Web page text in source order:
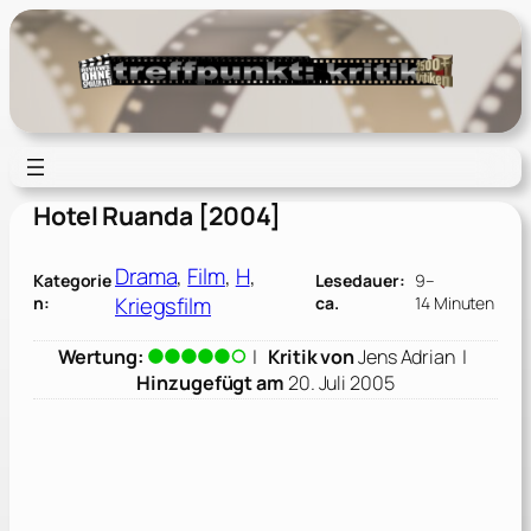
Zum
Inhalt
springen
Hotel Ruanda [2004]
Kategorie
n:
Drama, Film, H
Kriegsfilm
Lesedauer:
ca.
9–
14 Minuten
Wertung: | Kritik vonJens Adrian|
Hinzugefügt am20. Juli 2005